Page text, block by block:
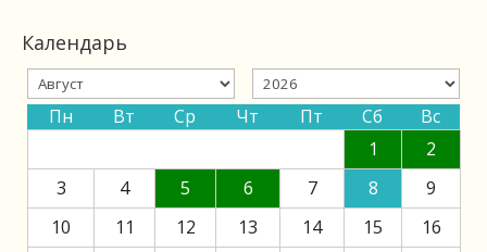
Календарь
Пн Вт Ср Чт Пт Сб
Вс
1
2
3
4 5 6 7 8
9
10
11 12 13 14 15
16